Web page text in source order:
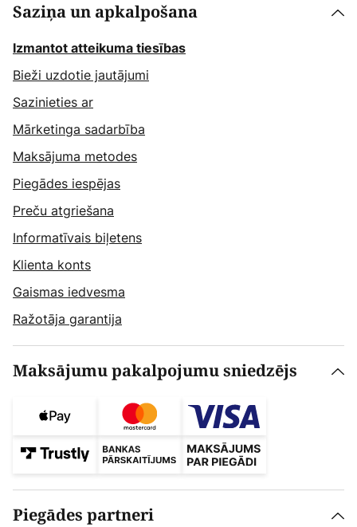
Saziņa un apkalpošana
Izmantot atteikuma tiesības
Bieži uzdotie jautājumi
Sazinieties ar
Mārketinga sadarbība
Maksājuma metodes
Piegādes iespējas
Preču atgriešana
Informatīvais biļetens
Klienta konts
Gaismas iedvesma
Ražotāja garantija
Maksājumu pakalpojumu sniedzējs
Piegādes partneri